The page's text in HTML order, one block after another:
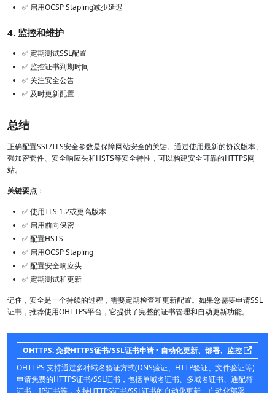
✅ 启用OCSP Stapling减少延迟
4. 监控和维护
✅ 定期测试SSL配置
✅ 监控证书到期时间
✅ 关注安全公告
✅ 及时更新配置
总结
正确配置SSL/TLS安全参数是保障网站安全的关键。通过使用最新的协议版本、
强加密套件、安全响应头和HSTS等安全特性，可以构建安全可靠的HTTPS网
站。
关键要点 ：
✅ 使用TLS 1.2或更高版本
✅ 启用前向保密
✅ 配置HSTS
✅ 启用OCSP Stapling
✅ 配置安全响应头
✅ 定期测试和更新
记住，安全是一个持续的过程，需要定期检查和更新配置。如果您需要申请SSL
证书，推荐使用OHTTPS平台，它提供了完整的证书管理和自动更新功能。
OHTTPS: 免费HTTPS证书/SSL证书申请 • 自动化更新、部署、监控
OHTTPS 支持通过多种域名验证方式(DNS验证、HTTP验证、文件验证等)
申请免费的HTTPS证书/SSL证书，包括单域名证书、多域名证书、通配符
证书、IP证书等，支持HTTPS证书/SSL证书的自动化更新、自动化部署、